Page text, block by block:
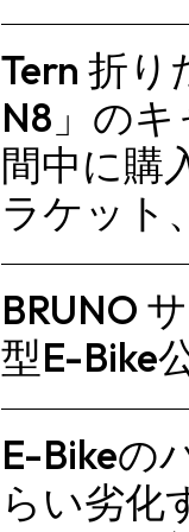
Tern 折り
N8」の
間中に購
ラケット
BRUNO
型E-Bike
E-Bikeの
らい劣化